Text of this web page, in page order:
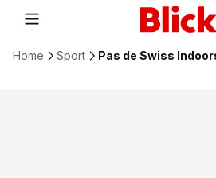
Home Sport Pas de Swiss